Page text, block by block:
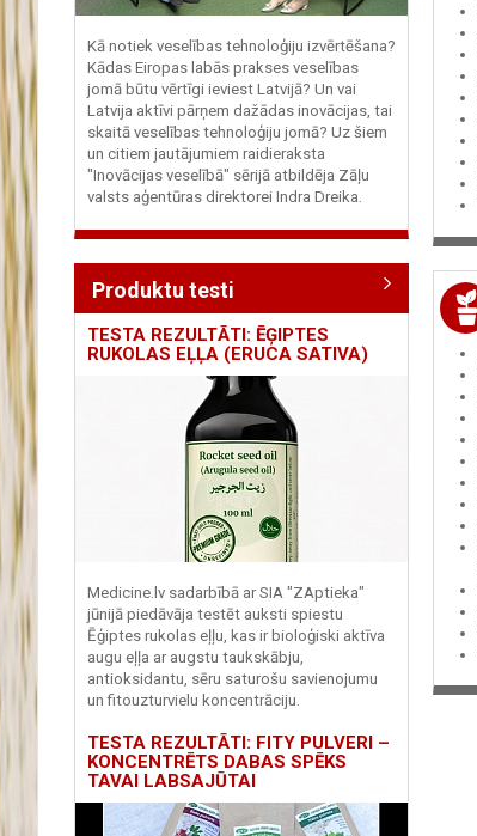
Kā notiek veselības tehnoloģiju izvērtēšana?
Kādas Eiropas labās prakses veselības
jomā būtu vērtīgi ieviest Latvijā? Un vai
Latvija aktīvi pārņem dažādas inovācijas, tai
skaitā veselības tehnoloģiju jomā? Uz šiem
un citiem jautājumiem raidieraksta
"Inovācijas veselībā" sērijā atbildēja Zāļu
valsts aģentūras direktorei Indra Dreika.
Produktu testi
TESTA REZULTĀTI: ĒĢIPTES
RUKOLAS EĻĻA (ERUCA SATIVA)
Medicine.lv sadarbībā ar SIA "ZAptieka"
jūnijā piedāvāja testēt auksti spiestu
Ēģiptes rukolas eļļu, kas ir bioloģiski aktīva
augu eļļa ar augstu taukskābju,
antioksidantu, sēru saturošu savienojumu
un fitouzturvielu koncentrāciju.
TESTA REZULTĀTI: FITY PULVERI –
KONCENTRĒTS DABAS SPĒKS
TAVAI LABSAJŪTAI